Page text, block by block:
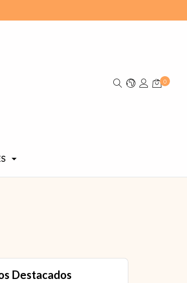
0
Destacados